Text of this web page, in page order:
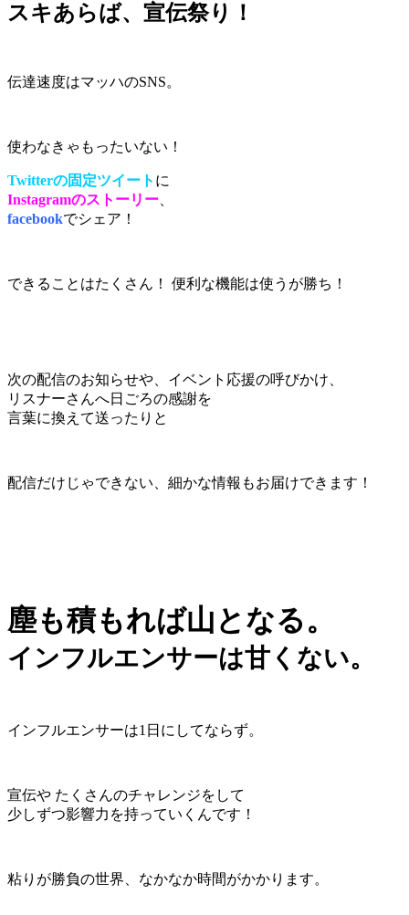
スキあらば、宣伝祭り！
伝達速度はマッハのSNS。
使わなきゃもったいない！
Twitterの固定ツイート に
Instagramのストーリー
facebookでシェア！
できることはたくさん！ 便利な機能は使うが勝ち！
次の配信のお知らせや、イベント応援の呼びかけ、
リスナーさんへ日ごろの感謝を
言葉に換えて送ったりと
配信だけじゃできない、細かな情報もお届けできます！
塵も積もれば山となる。
インフルエンサーは甘くない。
インフルエンサーは1日にしてならず。
宣伝や たくさんのチャレンジをして
少しずつ影響力を持っていくんです！
粘りが勝負の世界、なかなか時間がかかります。